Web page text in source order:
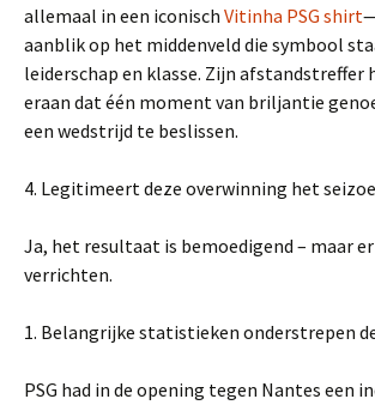
allemaal in een iconisch Vitinha PSG shirt
aanblik op het middenveld die symbool
leiderschap en klasse. Zijn afstandstreffer
eraan dat één moment van briljantie
een wedstrijd te beslissen.
4. Legitimeert deze overwinning het
Ja, het resultaat is bemoedigend – maar
verrichten.
1. Belangrijke statistieken onderstrepen
PSG had in de opening tegen Nantes een